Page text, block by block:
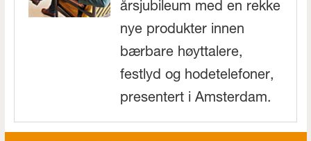
årsjubileum med en rekke
nye produkter innen
bærbare høyttalere,
festlyd og hodetelefoner,
presentert i Amsterdam.